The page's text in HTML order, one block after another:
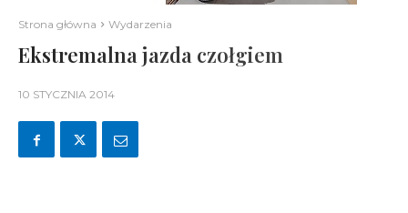
Strona główna Wydarzenia
Ekstremalna jazda czołgiem
10 STYCZNIA 2014